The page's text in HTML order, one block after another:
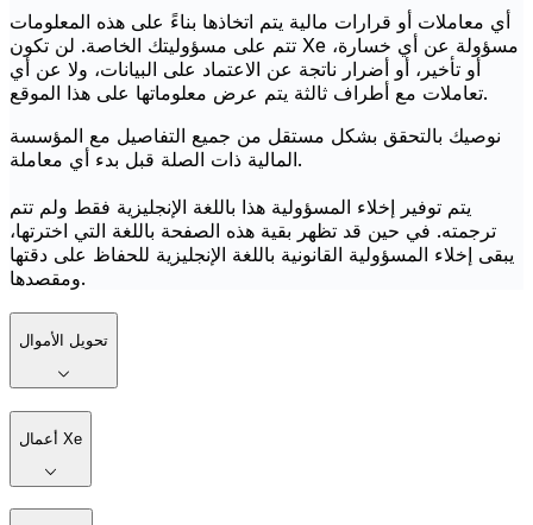
أي معاملات أو قرارات مالية يتم اتخاذها بناءً على هذه المعلومات
تتم على مسؤوليتك الخاصة. لن تكون Xe مسؤولة عن أي خسارة،
أو تأخير، أو أضرار ناتجة عن الاعتماد على البيانات، ولا عن أي
تعاملات مع أطراف ثالثة يتم عرض معلوماتها على هذا الموقع.
نوصيك بالتحقق بشكل مستقل من جميع التفاصيل مع المؤسسة
المالية ذات الصلة قبل بدء أي معاملة.
يتم توفير إخلاء المسؤولية هذا باللغة الإنجليزية فقط ولم تتم
ترجمته. في حين قد تظهر بقية هذه الصفحة باللغة التي اخترتها،
يبقى إخلاء المسؤولية القانونية باللغة الإنجليزية للحفاظ على دقتها
ومقصدها.
تحويل الأموال
أعمال Xe